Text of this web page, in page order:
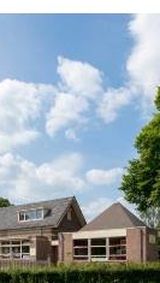
contact